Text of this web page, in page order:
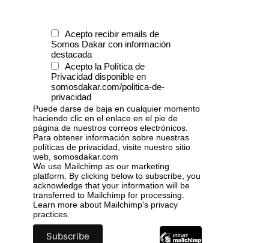
Acepto recibir emails de
Somos Dakar con información
destacada
Acepto la Política de
Privacidad disponible en
somosdakar.com/politica-de-
privacidad
Puede darse de baja en cualquier momento
haciendo clic en el enlace en el pie de
página de nuestros correos electrónicos.
Para obtener información sobre nuestras
políticas de privacidad, visite nuestro sitio
web, somosdakar.com
We use Mailchimp as our marketing
platform. By clicking below to subscribe, you
acknowledge that your information will be
transferred to Mailchimp for processing.
Learn more about Mailchimp's privacy
practices.